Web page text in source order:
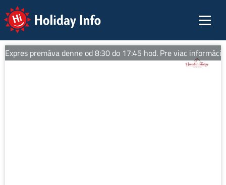
Holiday Info
premáva denne od 8:30 do 17:45 hod. Pre viac